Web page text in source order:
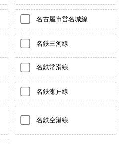
名古屋市営名城線
名鉄三河線
名鉄常滑線
名鉄瀬戸線
名鉄空港線